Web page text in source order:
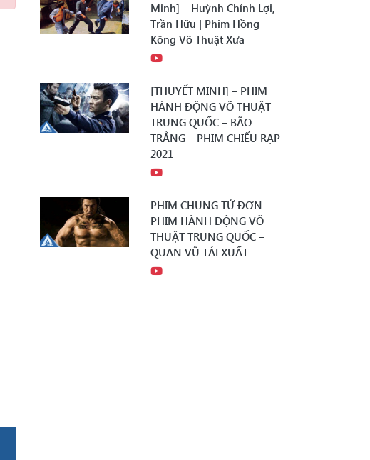
Minh] – Huỳnh Chính Lợi,
Trần Hữu | Phim Hồng
Kông Võ Thuật Xưa
[THUYẾT MINH] – PHIM
HÀNH ĐỘNG VÕ THUẬT
TRUNG QUỐC – BÃO
TRẮNG – PHIM CHIẾU RẠP
2021
PHIM CHUNG TỬ ĐƠN –
PHIM HÀNH ĐỘNG VÕ
THUẬT TRUNG QUỐC –
QUAN VŨ TÁI XUẤT